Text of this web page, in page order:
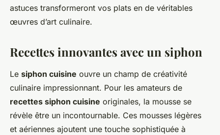
astuces transformeront vos plats en de véritables
œuvres d’art culinaire.
Recettes innovantes avec un siphon
Le siphon cuisine ouvre un champ de créativité
culinaire impressionnant. Pour les amateurs de
recettes siphon cuisine originales, la mousse se
révèle être un incontournable. Ces mousses légères
et aériennes ajoutent une touche sophistiquée à